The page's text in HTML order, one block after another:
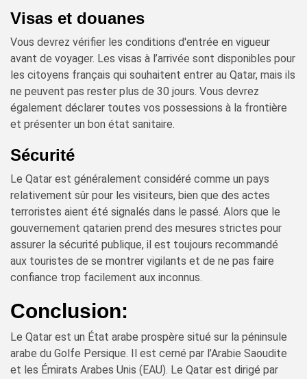
Visas et douanes
Vous devrez vérifier les conditions d'entrée en vigueur
avant de voyager. Les visas à l’arrivée sont disponibles pour
les citoyens français qui souhaitent entrer au Qatar, mais ils
ne peuvent pas rester plus de 30 jours. Vous devrez
également déclarer toutes vos possessions à la frontière
et présenter un bon état sanitaire.
Sécurité
Le Qatar est généralement considéré comme un pays
relativement sûr pour les visiteurs, bien que des actes
terroristes aient été signalés dans le passé. Alors que le
gouvernement qatarien prend des mesures strictes pour
assurer la sécurité publique, il est toujours recommandé
aux touristes de se montrer vigilants et de ne pas faire
confiance trop facilement aux inconnus.
Conclusion:
Le Qatar est un État arabe prospère situé sur la péninsule
arabe du Golfe Persique. Il est cerné par l’Arabie Saoudite
et les Émirats Arabes Unis (EAU). Le Qatar est dirigé par